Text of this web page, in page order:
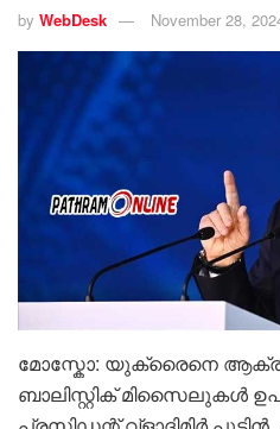
by WebDesk November 28,
മോസ്കോ: യുക്രൈനെ
ബാലിസ്റ്റിക് മിസൈലുകൾ